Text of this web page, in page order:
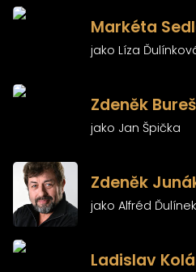
) Markéta
jako Líza
) Zdeněk Bureš
jako Jan Špička
) Zdeněk
jako Alfréd Ďulínek
) Ladislav